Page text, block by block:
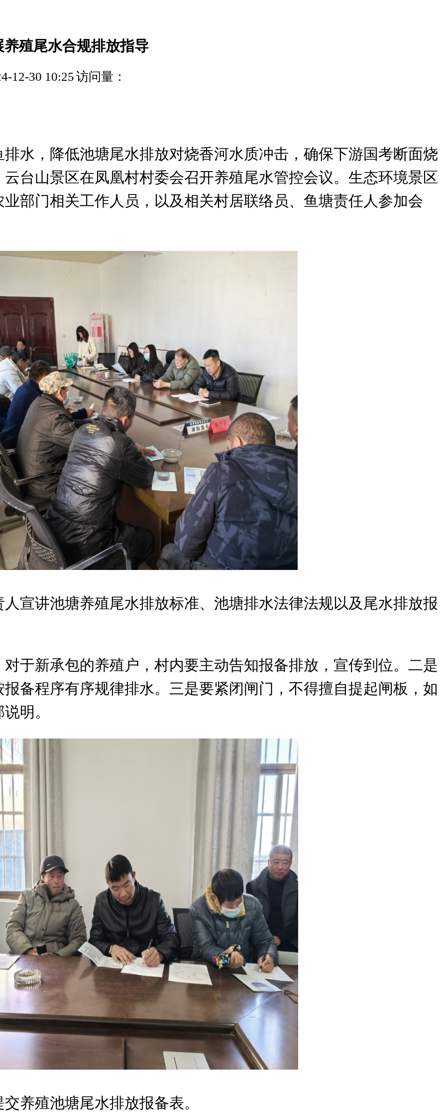
殖尾水合规排放指导
12-30 10:25访问量：
水，降低池塘尾水排放对烧香河水质冲击，确保下游国考断面烧
台山景区在凤凰村村委会召开养殖尾水管控会议。生态环境景区
部门相关工作人员，以及相关村居联络员、鱼塘责任人参加会
宣讲池塘养殖尾水排放标准、池塘排水法律法规以及尾水排放报
于新承包的养殖户，村内要主动告知报备排放，宣传到位。二是
备程序有序规律排水。三是要紧闭闸门，不得擅自提起闸板，如
明。
养殖池塘尾水排放报备表。